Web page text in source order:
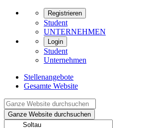
Registrieren
Student
UNTERNEHMEN
Login
Student
Unternehmen
Stellenangebote
Gesamte Website